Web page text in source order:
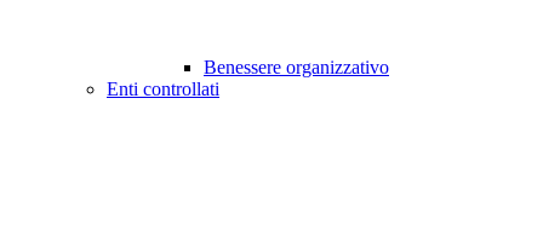
Benessere organizzativo
Enti controllati